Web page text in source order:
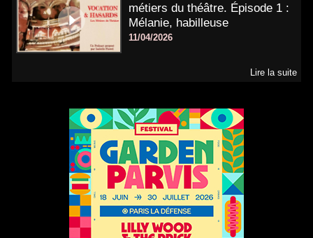
métiers du théâtre. Épisode 1 :
Mélanie, habilleuse
11/04/2026
Lire la suite